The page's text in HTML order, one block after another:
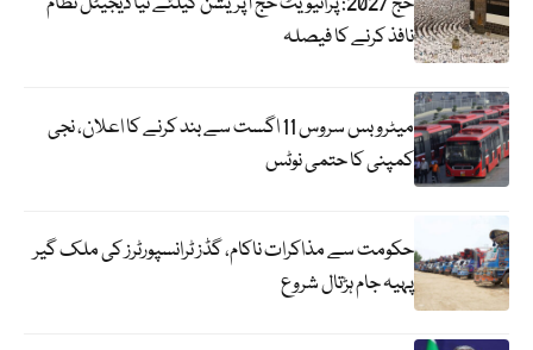
نافذ کرنے کا فیصلہ
میٹرو بس سروس 11 اگست سے بند کرنے کا اعلان، نجی
کمپنی کا حتمی نوٹس
حکومت سے مذاکرات ناکام، گڈز ٹرانسپورٹرز کی ملک گیر
پہیہ جام ہڑتال شروع